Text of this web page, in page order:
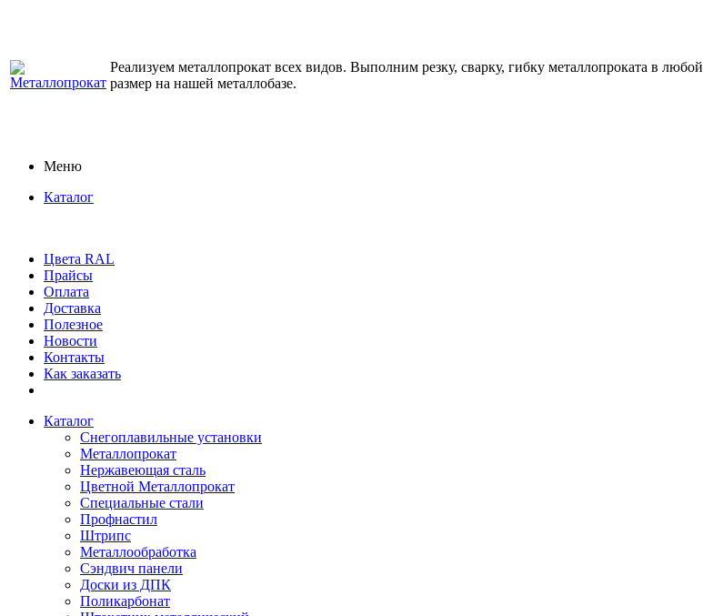
Реализуем металлопрокат всех видов. Выполним резку, сварку, гибку металлопроката в любой
размер на нашей металлобазе.
Меню
Каталог
Цвета RAL
Прайсы
Оплата
Доставка
Полезное
Новости
Контакты
Как заказать
Каталог
Снегоплавильные установки
Металлопрокат
Нержавеющая сталь
Цветной Металлопрокат
Специальные стали
Профнастил
Штрипс
Металлообработка
Сэндвич панели
Доски из ДПК
Поликарбонат